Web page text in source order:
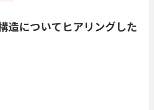
造についてヒアリングした